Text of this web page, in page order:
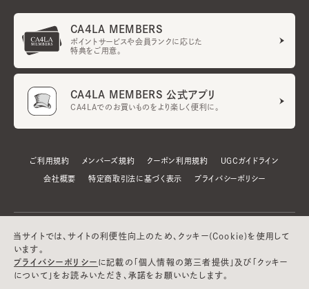
CA4LA MEMBERS
ポイントサービスや会員ランクに応じた
特典をご用意。
CA4LA MEMBERS 公式アプリ
CA4LAでのお買いものをより楽しく便利に。
ご利用規約 メンバーズ規約 クーポン利用規約 UGCガイドライン
会社概要 特定商取引法に基づく表示 プライバシーポリシー
当サイトでは、サイトの利便性向上のため、クッキー(Cookie)を使用して
います。
プライバシーポリシー に記載の「個人情報の第三者提供」及び「クッキー
について」をお読みいただき、承諾をお願いいたします。